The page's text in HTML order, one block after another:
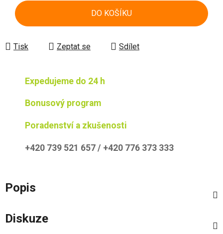
DO KOŠÍKU
Tisk Zeptat se Sdílet
Expedujeme do 24 h
Bonusový program
Poradenství a zkušenosti
+420 739 521 657 / +420 776 373 333
Popis
Diskuze